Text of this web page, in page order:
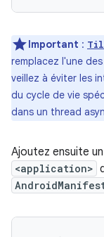
Important :
remplacez l'une des
veillez à éviter les
du cycle de vie
dans un thread
Ajoutez ensuite
<application>